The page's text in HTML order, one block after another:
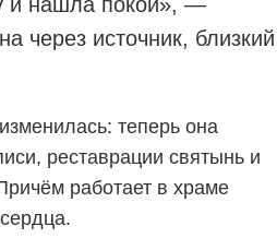
через источник, близкий
теперь она
реставрации святынь и
работает в храме